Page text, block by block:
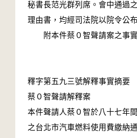
秘書長范光群列席。會中通過
理由書，均經司法院以院令公
附本件蔡０智聲請案之事實
釋字第五九三號解釋事實摘要
蔡０智聲請解釋案
本件聲請人蔡０智於八十七年
之台北市汽車燃料使用費繳納